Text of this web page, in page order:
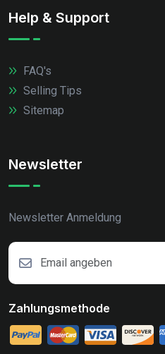
Help & Support
FAQ's
Selling Tips
Sitemap
Newsletter
Newsletter Anmeldung
Zahlungsmethode